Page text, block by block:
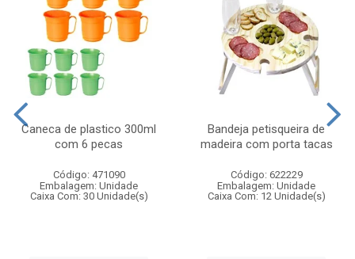
Caneca de plastico 300ml
com 6 pecas
Código: 471090
Embalagem: Unidade
Caixa Com: 30 Unidade(s)
Bandeja petisqueira de
madeira com porta tacas
Código: 622229
Embalagem: Unidade
Caixa Com: 12 Unidade(s)